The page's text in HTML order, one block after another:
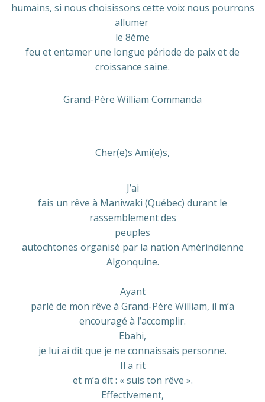
humains, si nous choisissons cette voix nous pourrons
allumer
le 8ème
feu et entamer une longue période de paix et de
croissance saine.
Grand-Père William Commanda
Cher(e)s Ami(e)s,
J’ai
fais un rêve à Maniwaki (Québec) durant le
rassemblement des
peuples
autochtones organisé par la nation Amérindienne
Algonquine.
Ayant
parlé de mon rêve à Grand-Père William, il m’a
encouragé à l’accomplir.
Ebahi,
je lui ai dit que je ne connaissais personne.
Il a rit
et m’a dit : « suis ton rêve ».
Effectivement,